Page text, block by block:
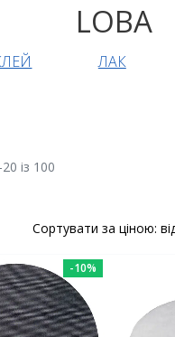
LOBA
ЛАК
із 100
Сортувати за ціною:
-10%